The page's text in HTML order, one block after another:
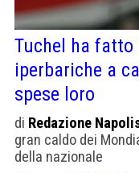
Tuchel ha
iperbariche a
spese loro
di Redazione
gran caldo dei
della nazionale